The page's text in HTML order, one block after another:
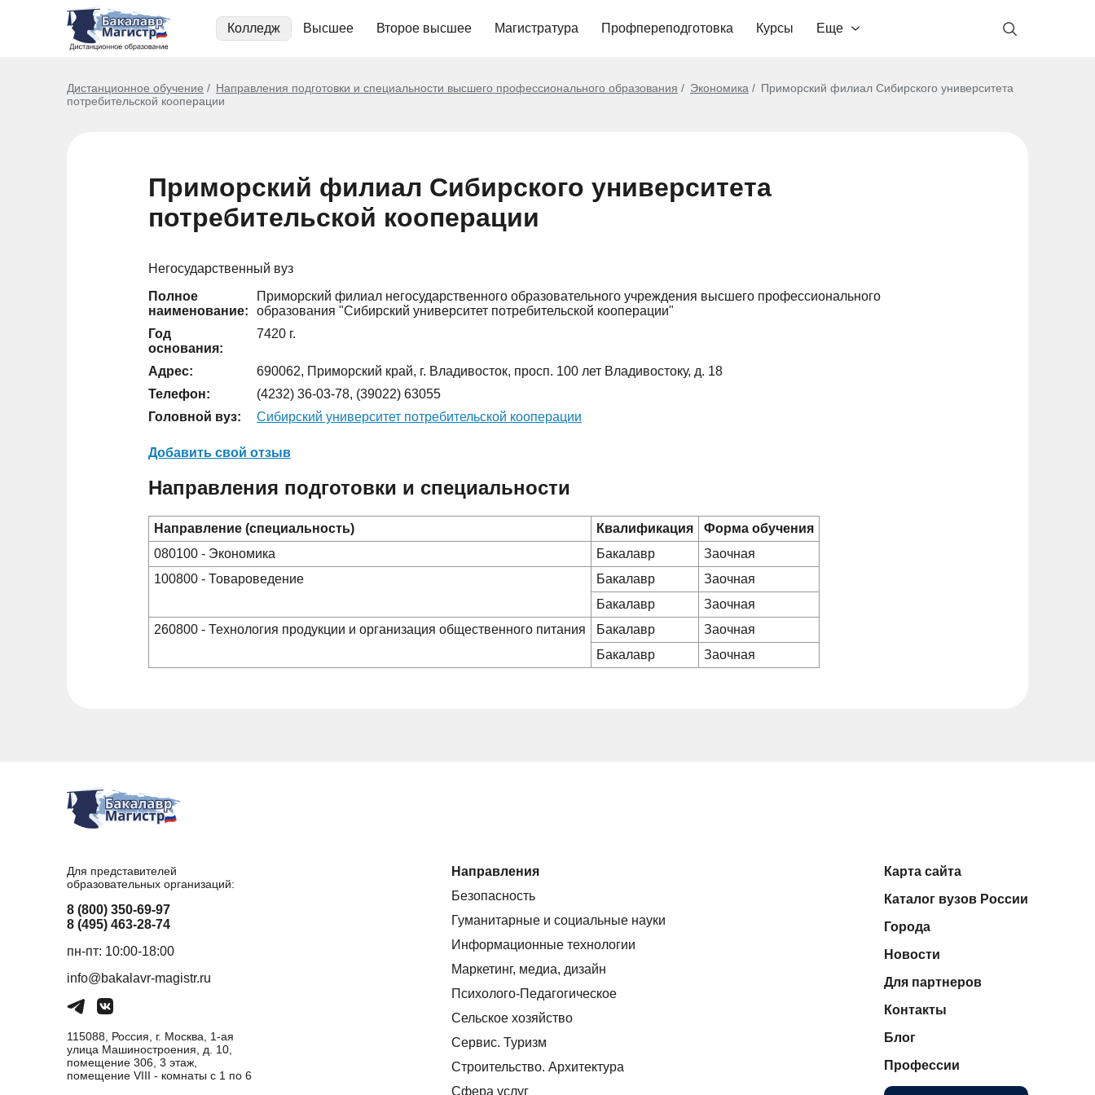
Колледж Высшее Второе высшее Магистратура Профпереподготовка Курсы Еще
Дистанционное обучение Направления подготовки и специальности высшего профессионального образования Экономика
Приморский филиал Сибирского университета
потребительской кооперации
Приморский филиал Сибирского университета
потребительской кооперации
Негосударственный вуз
Полное
наименование:
Приморский филиал негосударственного образовательного учреждения высшего профессионального
образования "Сибирский университет потребительской кооперации"
Год
основания:
7420 г.
Адрес:
690062, Приморский край, г. Владивосток, просп. 100 лет Владивостоку, д. 18
Телефон:
(4232) 36-03-78, (39022) 63055
Головной вуз:
Сибирский университет потребительской кооперации
Добавить свой отзыв
Направления подготовки и специальности
Направление (специальность) Квалификация
Форма обучения
080100 - Экономика
Бакалавр
Заочная
100800 - Товароведение
Бакалавр
Заочная
Бакалавр
Заочная
260800 - Технология продукции и организация общественного питания
Бакалавр
Заочная
Бакалавр
Заочная
Для представителей
образовательных организаций:
8 (800) 350-69-97
8 (495) 463-28-74
пн-пт: 10:00-18:00
info@bakalavr-magistr.ru
115088, Россия, г. Москва, 1-ая
улица Машиностроения, д. 10,
помещение 306, 3 этаж,
помещение VIII - комнаты с 1 по 6
Направления
Безопасность
Гуманитарные и социальные науки
Информационные технологии
Маркетинг, медиа, дизайн
Психолого-Педагогическое
Сельское хозяйство
Сервис. Туризм
Строительство. Архитектура
Сфера услуг
Карта сайта
Каталог вузов России
Города
Новости
Для партнеров
Контакты
Блог
Профессии